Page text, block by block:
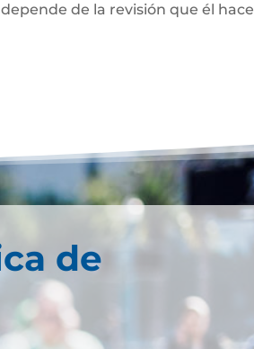
de la revisión que él hace
de